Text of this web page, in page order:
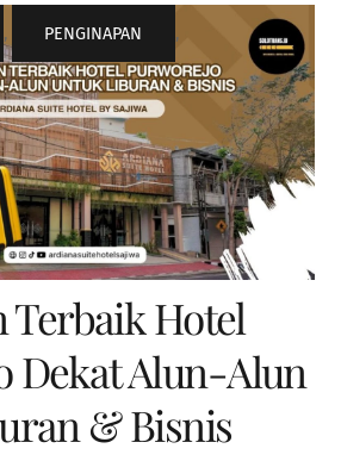
Hotel
Dekat Alun-Alun
& Bisnis
, PENGINAPAN ,